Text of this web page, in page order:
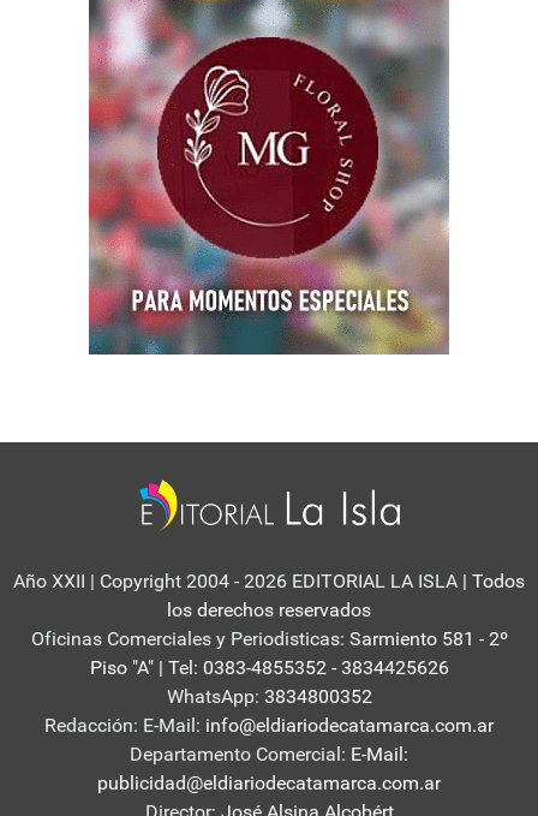
Año XXII | Copyright 2004 - 2026 EDITORIAL LA ISLA | Todos
los derechos reservados
Oficinas Comerciales y Periodisticas: Sarmiento 581 - 2º
Piso "A" | Tel: 0383-4855352 - 3834425626
WhatsApp: 3834800352
Redacción: E-Mail: info@eldiariodecatamarca.com.ar
Departamento Comercial: E-Mail:
publicidad@eldiariodecatamarca.com.ar